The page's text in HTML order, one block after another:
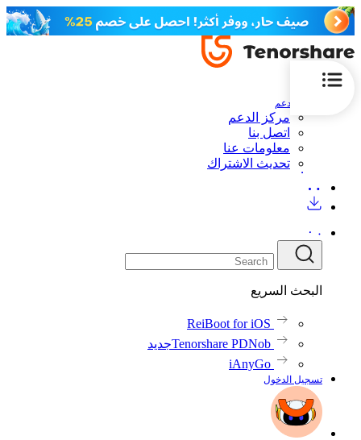
الدعم
مركز الدعم
اتصل بنا
معلومات عنا
تحديث الاشتراك
البحث السريع
ReiBoot for iOS
Tenorshare PDNobجديد
iAnyGo
تسجيل الدخول